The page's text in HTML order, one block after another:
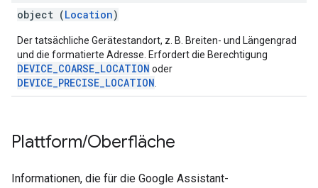
object (Location)
Der tatsächliche Gerätestandort, z. B. Breiten- und Längengrad
und die formatierte Adresse. Erfordert die Berechtigung
DEVICE_COARSE_LOCATION oder
DEVICE_PRECISE_LOCATION
Plattform/Oberfläche
Informationen, die für die Google Assistant-